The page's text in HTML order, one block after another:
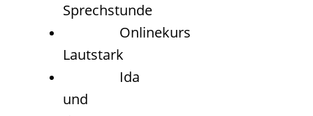
Sprechstunde
Onlinekurs
Lautstark
Ida
und